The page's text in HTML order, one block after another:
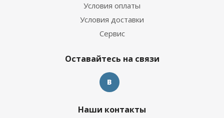
Условия оплаты
Условия доставки
Сервис
Оставайтесь на связи
Наши контакты